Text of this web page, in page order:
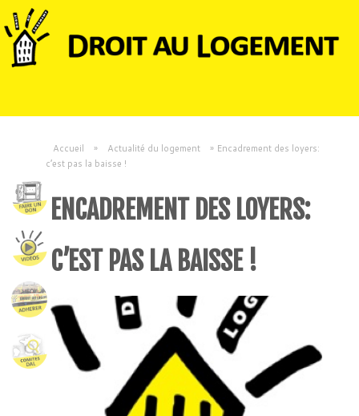
Accueil » Actualité du logement » Encadrement des loyers:
c’est pas la baisse !
ENCADREMENT DES LOYERS:
C’EST PAS LA BAISSE !